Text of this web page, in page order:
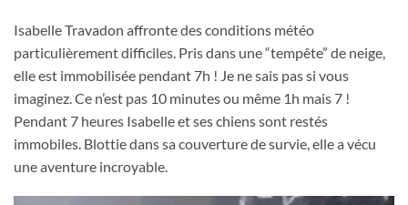
Isabelle Travadon affronte des conditions météo
particulièrement difficiles. Pris dans une “tempête” de neige,
elle est immobilisée pendant 7h ! Je ne sais pas si vous
imaginez. Ce n’est pas 10 minutes ou même 1h mais 7 !
Pendant 7 heures Isabelle et ses chiens sont restés
immobiles. Blottie dans sa couverture de survie, elle a vécu
une aventure incroyable.